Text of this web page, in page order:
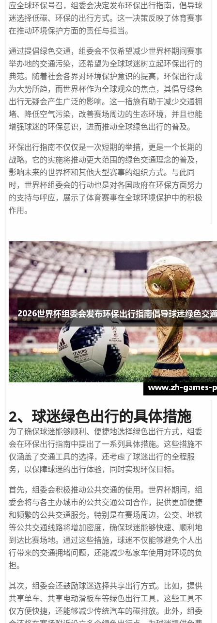
应全球环保号召，组委会决定发布环保出行指南，倡导球
迷选择低碳、环保的出行方式。这一决策反映了体育赛事
在推动环境保护方面的责任与担当。
通过提倡绿色交通，组委会不仅希望减少世界杯期间赛事
举办地的交通污染，还希望为全球球迷树立起环保出行的
典范。随着社会各界对环境保护意识的提高，环保出行成
为大势所趋，而世界杯作为全球观众的焦点，其倡导绿色
出行无疑会产生广泛的影响。这一措施有助于减少交通拥
堵、降低空气污染，改善赛场周边的生态环境，并且也能
增强球迷的环保意识，进而推动全球绿色出行的普及。
环保出行指南不仅仅是一次短期的举措，更是一个长期的
战略。它的实施将推动更大范围的绿色交通理念的普及，
影响未来的世界杯和其他大型赛事的组织方式。与此同
时，世界杯组委会的行动也是对各国政府在环保方面努力
的支持与呼应，展示了体育赛事在全球环境保护中的积极
作用。
2、球迷绿色出行的具体措施
为了确保球迷能够顺利、便捷地选择绿色出行方式，组委
会在环保出行指南中提出了一系列具体措施。这些措施不
仅涵盖了交通工具的选择，还考虑了球迷出行的全程服
务，以保障球迷的出行体验，同时实现环保目标。
首先，组委会积极推动公共交通的使用。世界杯期间，组
委会将与各主办城市的公共交通公司合作，提供更加便捷
和频繁的公共交通服务。特别是在赛场周边，公交、地铁
等公共交通线路将增加密度，确保球迷能够快速、顺利地
到达比赛场地。通过这些措施，球迷不仅能够避免个人出
行带来的交通拥堵问题，还能减少私家车使用对环境的负
担。
其次，组委会还鼓励球迷选择共享出行方式。比如，提供
共享单车、共享电动滑板车等绿色出行工具，这些工具不
仅方便快捷，还能够减少传统汽车的碳排放。此外，组委